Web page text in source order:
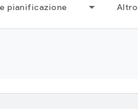
pianificazione Altro